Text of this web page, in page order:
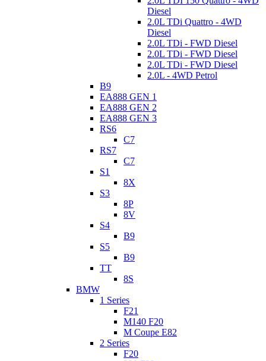
Diesel
2.0L TDi Quattro - 4WD
Diesel
2.0L TDi - FWD Diesel
2.0L TDi - FWD Diesel
2.0L TDi - FWD Diesel
2.0L - 4WD Petrol
B9
EA888 GEN 1
EA888 GEN 2
EA888 GEN 3
RS6
C7
RS7
C7
S1
8X
S3
8P
8V
S4
B9
S5
B9
TT
8S
BMW
1 Series
F21
M140 F20
M Coupe E82
2 Series
F20